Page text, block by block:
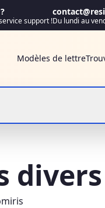
support !Du lundi au
Modèles de lettre
divers